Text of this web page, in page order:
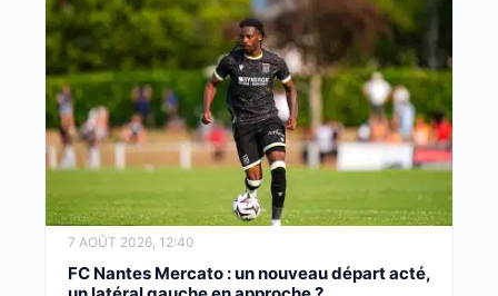
7 AOÛT 2026, 12:40
FC Nantes Mercato : un nouveau départ acté,